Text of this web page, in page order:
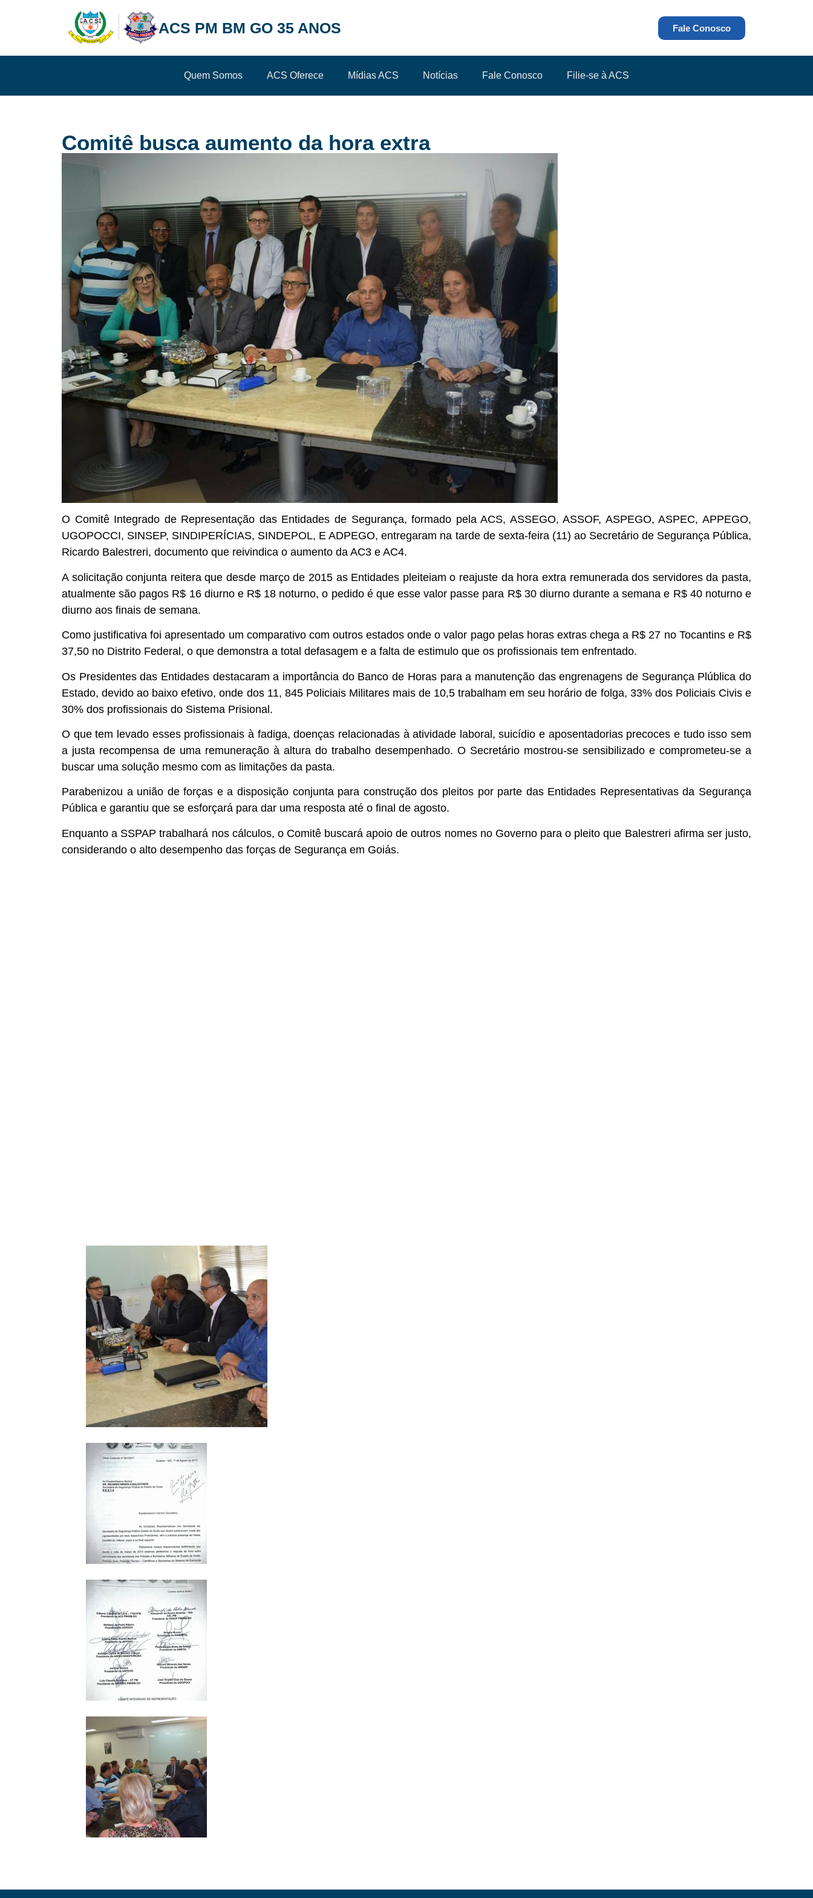
ACS PM BM GO 35 ANOS Fale Conosco
Quem Somos ACS Oferece Mídias ACS Notícias Fale Conosco Filie-se à ACS
Comitê busca aumento da hora extra
O Comitê Integrado de Representação das Entidades de Segurança, formado pela ACS, ASSEGO, ASSOF, ASPEGO, ASPEC, APPEGO,
UGOPOCCI, SINSEP, SINDIPERÍCIAS, SINDEPOL, E ADPEGO, entregaram na tarde de sexta-feira (11) ao Secretário de Segurança Pública,
Ricardo Balestreri, documento que reivindica o aumento da AC3 e AC4.
A solicitação conjunta reitera que desde março de 2015 as Entidades pleiteiam o reajuste da hora extra remunerada dos servidores da pasta,
atualmente são pagos R$ 16 diurno e R$ 18 noturno, o pedido é que esse valor passe para R$ 30 diurno durante a semana e R$ 40 noturno e
diurno aos finais de semana.
Como justificativa foi apresentado um comparativo com outros estados onde o valor pago pelas horas extras chega a R$ 27 no Tocantins e R$
37,50 no Distrito Federal, o que demonstra a total defasagem e a falta de estimulo que os profissionais tem enfrentado.
Os Presidentes das Entidades destacaram a importância do Banco de Horas para a manutenção das engrenagens de Segurança Plública do
Estado, devido ao baixo efetivo, onde dos 11, 845 Policiais Militares mais de 10,5 trabalham em seu horário de folga, 33% dos Policiais Civis e
30% dos profissionais do Sistema Prisional.
O que tem levado esses profissionais à fadiga, doenças relacionadas à atividade laboral, suicídio e aposentadorias precoces e tudo isso sem
a justa recompensa de uma remuneração à altura do trabalho desempenhado. O Secretário mostrou-se sensibilizado e comprometeu-se a
buscar uma solução mesmo com as limitações da pasta.
Parabenizou a união de forças e a disposição conjunta para construção dos pleitos por parte das Entidades Representativas da Segurança
Pública e garantiu que se esforçará para dar uma resposta até o final de agosto.
Enquanto a SSPAP trabalhará nos cálculos, o Comitê buscará apoio de outros nomes no Governo para o pleito que Balestreri afirma ser justo,
considerando o alto desempenho das forças de Segurança em Goiás.